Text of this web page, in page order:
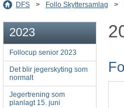
DFS > Follo Skyttersamlag >
2023
Follocup senior 2023
Det blir jegerskyting som
normalt
Jegertrening som
planlagt 15. juni